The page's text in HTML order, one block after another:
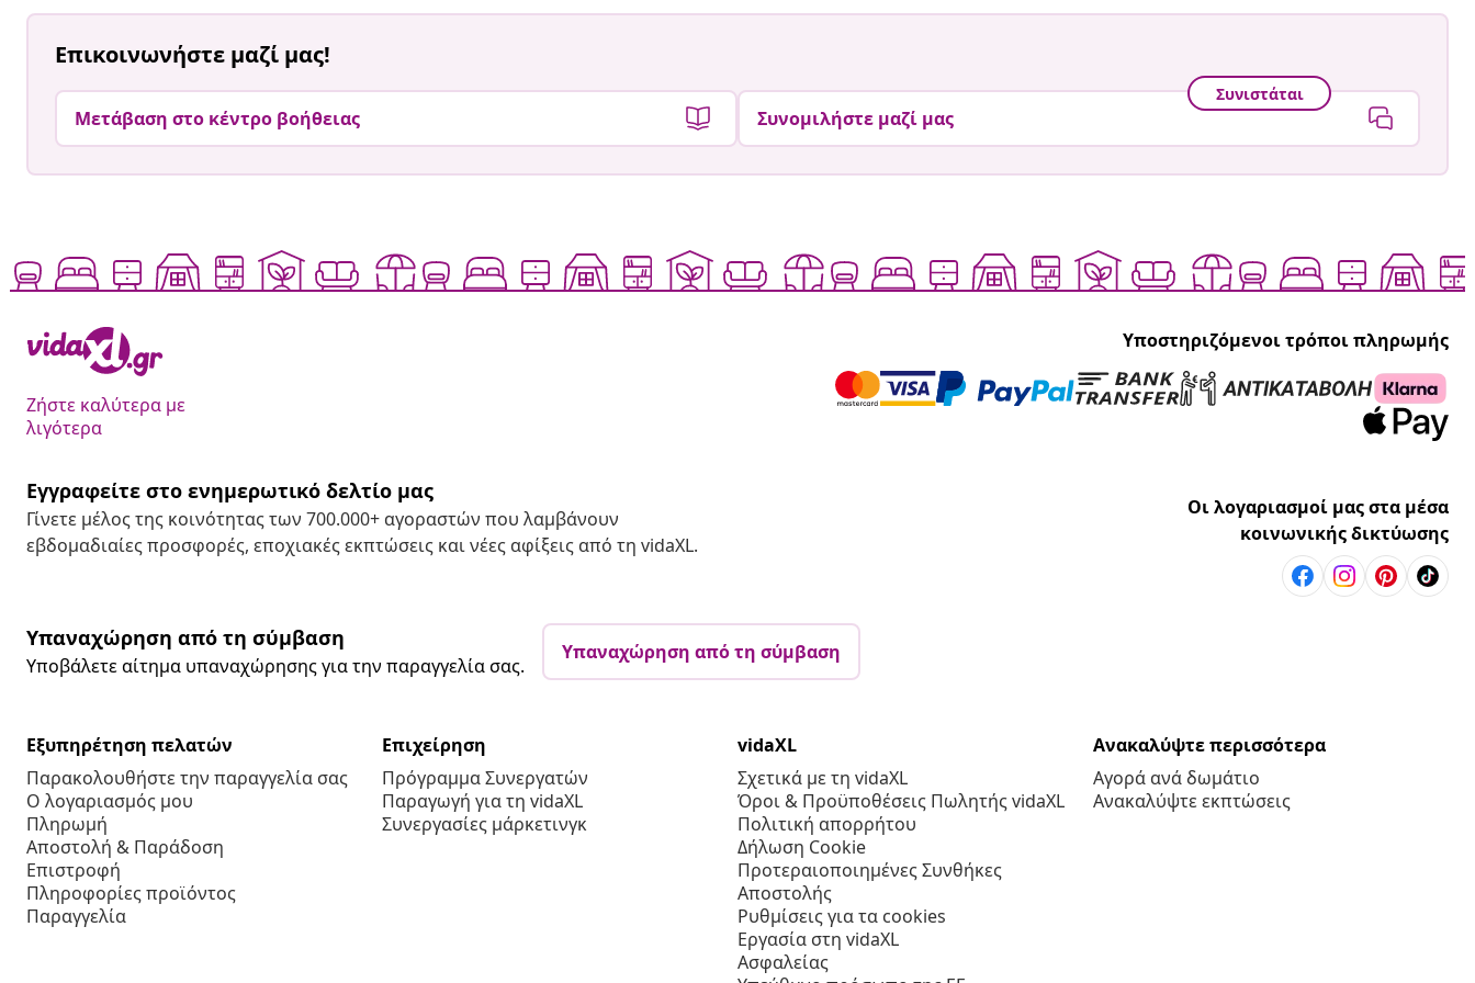
Επικοινωνήστε μαζί μας!
Μετάβαση στο κέντρο βοήθειας
Συνιστάται
Συνομιλήστε μαζί μας
Ζήστε καλύτερα με
λιγότερα
Υποστηριζόμενοι τρόποι πληρωμής
Εγγραφείτε στο ενημερωτικό δελτίο μας
Γίνετε μέλος της κοινότητας των 700.000+ αγοραστών που λαμβάνουν
εβδομαδιαίες προσφορές, εποχιακές εκπτώσεις και νέες αφίξεις από τη vidaXL.
Οι λογαριασμοί μας στα μέσα
κοινωνικής δικτύωσης
Υπαναχώρηση από τη σύμβαση
Υποβάλετε αίτημα υπαναχώρησης για την παραγγελία σας.
Υπαναχώρηση από τη σύμβαση
Εξυπηρέτηση πελατών
Παρακολουθήστε την παραγγελία σας
Ο λογαριασμός μου
Πληρωμή
Αποστολή & Παράδοση
Επιστροφή
Πληροφορίες προϊόντος
Παραγγελία
Επιχείρηση
Πρόγραμμα Συνεργατών
Παραγωγή για τη vidaXL
Συνεργασίες μάρκετινγκ
vidaXL
Σχετικά με τη vidaXL
Όροι & Προϋποθέσεις Πωλητής vidaXL
Πολιτική απορρήτου
Δήλωση Cookie
Προτεραιοποιημένες Συνθήκες
Αποστολής
Ρυθμίσεις για τα cookies
Εργασία στη vidaXL
Ασφαλείας
Ανακαλύψτε περισσότερα
Αγορά ανά δωμάτιο
Ανακαλύψτε εκπτώσεις